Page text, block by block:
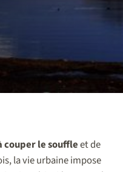
couper le souffleet de
la vie urbaine impose